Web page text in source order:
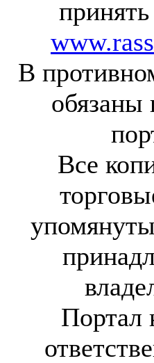
принять
В
обязаны
Все
Портал